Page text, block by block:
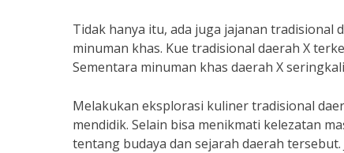
Tidak hanya itu, ada juga jajanan tradisional
minuman khas. Kue tradisional daerah X
Sementara minuman khas daerah X
Melakukan eksplorasi kuliner tradisional
mendidik. Selain bisa menikmati kelezatan
tentang budaya dan sejarah daerah